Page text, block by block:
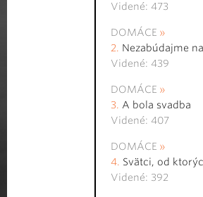
Videné: 473
DOMÁCE
Nezabúdajme
Videné: 439
DOMÁCE
A bola svadba
Videné: 407
DOMÁCE
Svätci, od
Videné: 392